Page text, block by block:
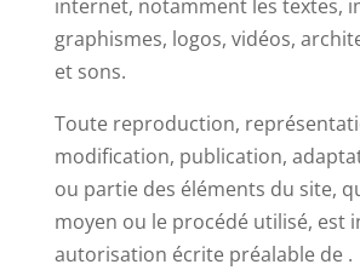
internet, notamment les textes,
graphismes, logos, vidéos,
et sons.
Toute reproduction,
modification, publication,
ou partie des éléments du site,
moyen ou le procédé utilisé, est
autorisation écrite préalable de .